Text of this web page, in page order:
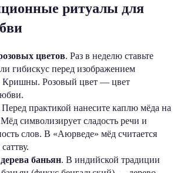
ритуалы для
цветов. Раз в неделю ставьте
гибискус перед изображением
Кришны. Розовый цвет — цвет
Перед практикой нанесите каплю мёда на
символизирует сладость речи и
слов. В «Аюрведе» мёд считается
баньян. В индийской традиции